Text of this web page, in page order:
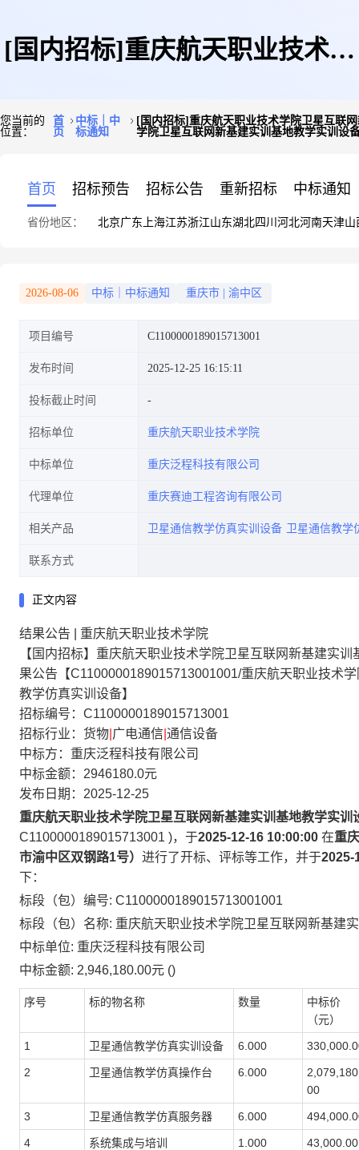
[国内招标]重庆航天职业技术学
学仿真实训设备中标结果公告
[C1100000189015713001001/重
新基建实训基地教学实训设备更
新项目卫星通信教学仿真实训设
备]
您当前的
位置：
首
页
中标｜中
标通知
[国内招标]重庆航天职业技术学院卫星互联
学院卫星互联网新基建实训基地教学实训设
首页 招标预告 招标公告 重新招标 中标通知
省份地区： 北京广东 上海江苏浙江山东湖北四川 河北河南天津山
2026-08-06 中标｜中标通知 重庆市 渝中区
项目编号 C1100000189015713001
发布时间 2025-12-25 16:15:11
投标截止时间
招标单位 重庆航天职业技术学院
中标单位 重庆泛程科技有限公司
代理单位 重庆赛迪工程咨询有限公司
相关产品 卫星通信教学仿真实训设备 卫星通信教
联系方式
正文内容
结果公告
重庆航天职业技术学院
【国内招标】重庆航天职业技术学院卫星互联网新基建实
果公告【C1100000189015713001001/重庆航天职业技术
教学仿真实训设备】
招标编号：C1100000189015713001
招标行业：货物 广电通信 通信设备
中标方：重庆泛程科技有限公司
中标金额：2946180.0元
发布日期：2025-12-25
重庆航天职业技术学院卫星互联网新基建实训基地教学实
C1100000189015713001 )，于2025-12-16 10:00:00 在重
市渝中区双钢路1号） 进行了开标、评标等工作，并于2025-
下：
标段（包）编号: C1100000189015713001001
标段（包）名称: 重庆航天职业技术学院卫星互联网新基建
中标单位: 重庆泛程科技有限公司
中标金额: 2,946,180.00元 ()
序号 标的物名称 数量
中标价
（元）
1 卫星通信教学仿真实训设备 6.000
2 卫星通信教学仿真操作台 6.000
00
3 卫星通信教学仿真服务器 6.000
4 系统集成与培训 1.000 43,000.00